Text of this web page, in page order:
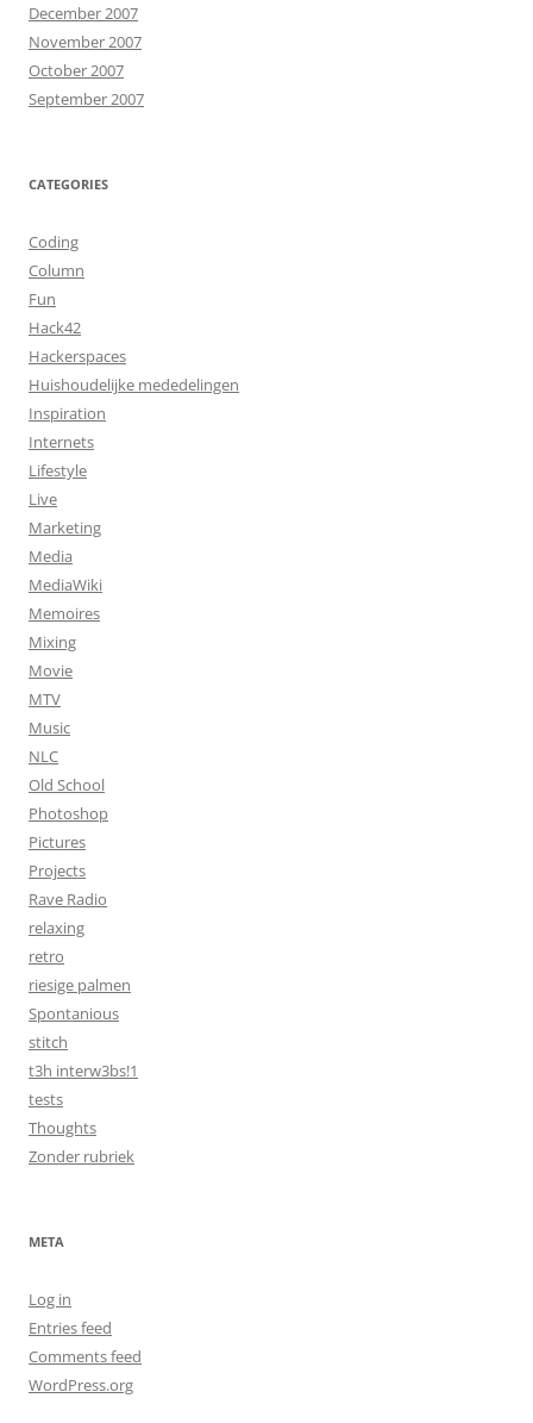
December 2007
November 2007
October 2007
September 2007
CATEGORIES
Coding
Column
Fun
Hack42
Hackerspaces
Huishoudelijke mededelingen
Inspiration
Internets
Lifestyle
Live
Marketing
Media
MediaWiki
Memoires
Mixing
Movie
MTV
Music
NLC
Old School
Photoshop
Pictures
Projects
Rave Radio
relaxing
retro
riesige palmen
Spontanious
stitch
t3h interw3bs!1
tests
Thoughts
Zonder rubriek
META
Log in
Entries feed
Comments feed
WordPress.org